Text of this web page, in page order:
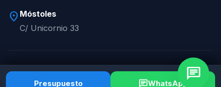
location_on Móstoles
C/ Unicornio 33
© 2026 Reparaturobot. Todos los derechos reservados.
Aviso LegalPrivacidad CookiesTérminos chat
Presupuesto chatWhatsApp